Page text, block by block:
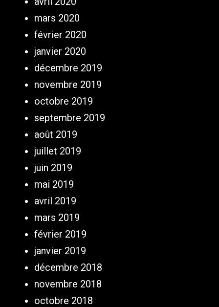
mars 2020
février 2020
janvier 2020
décembre 2019
novembre 2019
octobre 2019
septembre 2019
août 2019
juillet 2019
juin 2019
mai 2019
avril 2019
mars 2019
février 2019
janvier 2019
décembre 2018
novembre 2018
octobre 2018